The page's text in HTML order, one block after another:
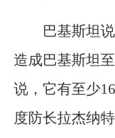
巴基斯坦
造成巴基斯坦
说，它有至少
度防长拉杰纳